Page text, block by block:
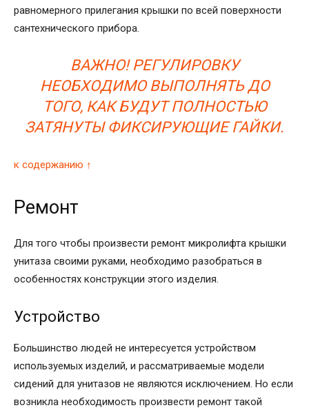
равномерного прилегания крышки по всей поверхности
сантехнического прибора.
ВАЖНО! РЕГУЛИРОВКУ
НЕОБХОДИМО ВЫПОЛНЯТЬ ДО
ТОГО, КАК БУДУТ ПОЛНОСТЬЮ
ЗАТЯНУТЫ ФИКСИРУЮЩИЕ ГАЙКИ.
к содержанию ↑
Ремонт
Для того чтобы произвести ремонт микролифта крышки
унитаза своими руками, необходимо разобраться в
особенностях конструкции этого изделия.
Устройство
Большинство людей не интересуется устройством
используемых изделий, и рассматриваемые модели
сидений для унитазов не являются исключением. Но если
возникла необходимость произвести ремонт такой